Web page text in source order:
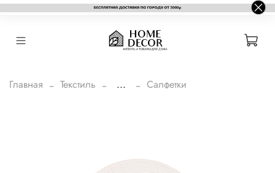
Главная Текстиль ... Салфетки